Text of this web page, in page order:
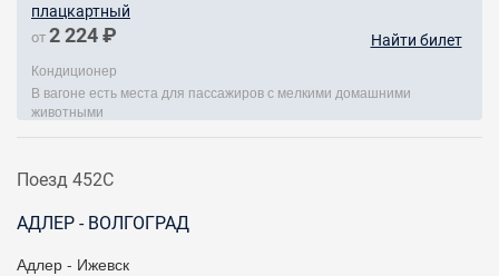
плацкартный
от 2 224 ₽ Найти билет
Кондиционер
В вагоне есть места для пассажиров с мелкими домашними
животными
Поезд 452С
АДЛЕР - ВОЛГОГРАД
Адлер - Ижевск